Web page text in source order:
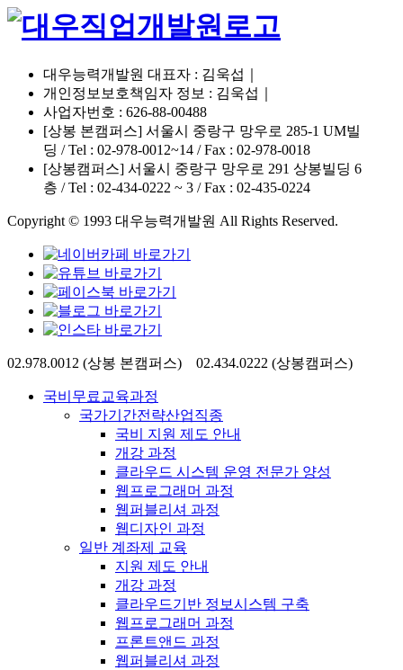
대우능력개발원 대표자 : 김욱섭｜
개인정보보호책임자 정보 : 김욱섭｜
사업자번호 : 626-88-00488
[상봉 본캠퍼스] 서울시 중랑구 망우로 285-1 UM빌
딩 / Tel : 02-978-0012~14 / Fax : 02-978-0018
[상봉캠퍼스] 서울시 중랑구 망우로 291 상봉빌딩 6
층 / Tel : 02-434-0222 ~ 3 / Fax : 02-435-0224
Copyright © 1993 대우능력개발원 All Rights Reserved.
Close
02.978.0012 (상봉 본캠퍼스) 02.434.0222 (상봉캠퍼스)
국비무료교육과정
국가기간전략산업직종
국비 지원 제도 안내
개강 과정
클라우드 시스템 운영 전문가 양성
웹프로그래머 과정
웹퍼블리셔 과정
웹디자인 과정
일반 계좌제 교육
지원 제도 안내
개강 과정
클라우드기반 정보시스템 구축
웹프로그래머 과정
프론트앤드 과정
웹퍼블리셔 과정